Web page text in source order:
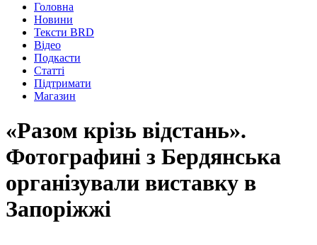
Головна
Новини
Тексти BRD
Відео
Подкасти
Статті
Підтримати
Магазин
«Разом крізь відстань».
Фотографині з Бердянська
організували виставку в
Запоріжжі